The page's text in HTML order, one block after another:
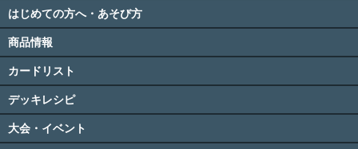
はじめての方へ・あそび方
商品情報
カードリスト
デッキレシピ
大会・イベント